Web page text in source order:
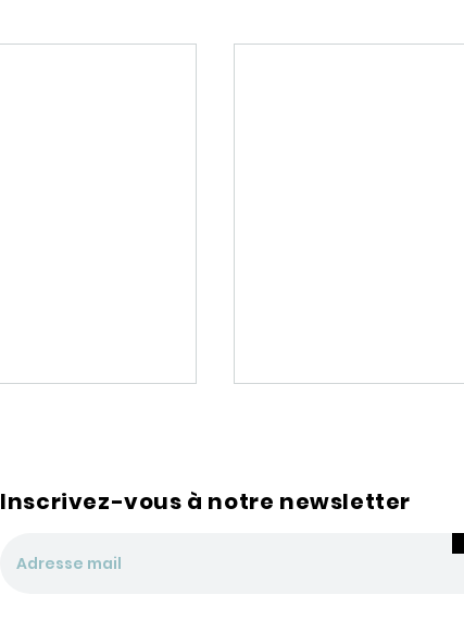
Inscrivez-vous à notre newsletter